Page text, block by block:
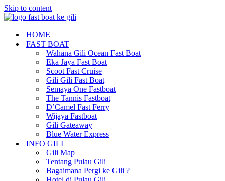
Skip to content
HOME
FAST BOAT
Wahana Gili Ocean Fast Boat
Eka Jaya Fast Boat
Scoot Fast Cruise
Gili Gili Fast Boat
Semaya One Fastboat
The Tannis Fastboat
D’Camel Fast Ferry
Wijaya Fastboat
Gili Gateaway
Blue Water Express
INFO GILI
Gili Map
Tentang Pulau Gili
Bagaimana Pergi ke Gili ?